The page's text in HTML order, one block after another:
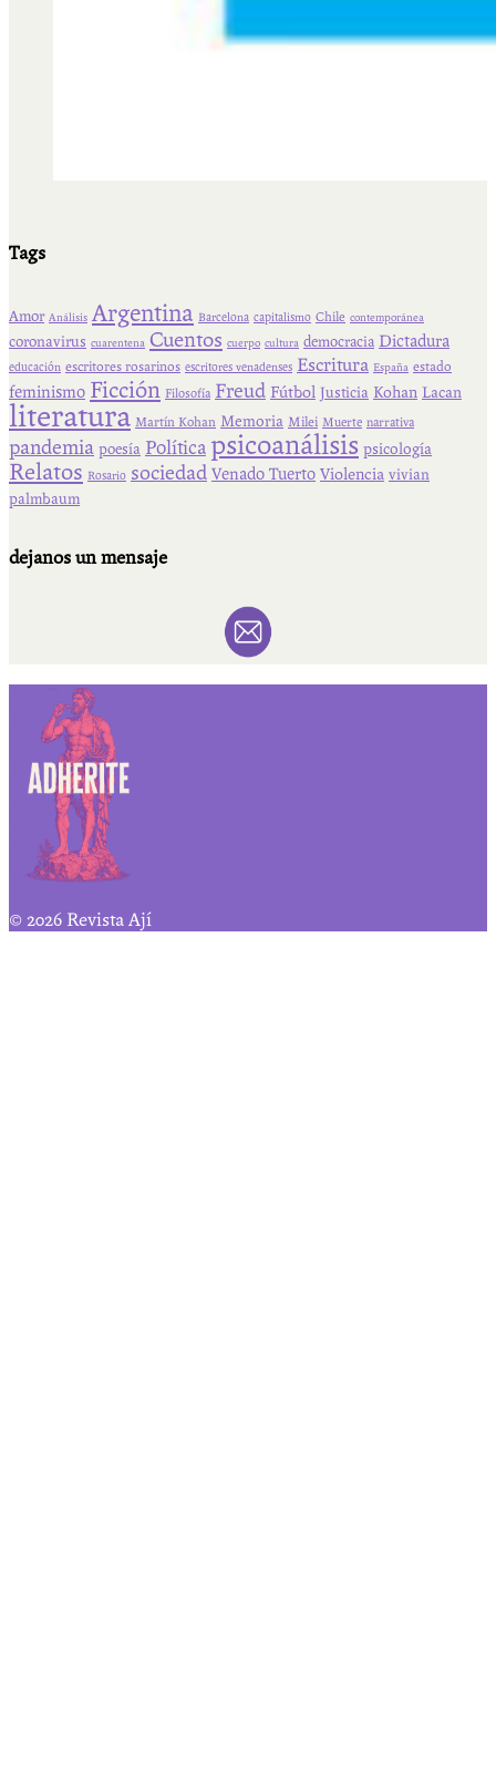
Tags
Amor Análisis Argentina Barcelona capitalismo Chile contemporánea
coronavirus cuarentena Cuentos cuerpo cultura democracia Dictadura
educación escritores rosarinos escritores venadenses Escritura España estado
feminismo Ficción Filosofía Freud Fútbol Justicia Kohan Lacan
literatura Martín Kohan Memoria Milei Muerte narrativa
pandemia poesía Política psicoanálisis psicología
Relatos Rosario sociedad Venado Tuerto Violencia vivian
palmbaum
dejanos un mensaje
© 2026 Revista Ají